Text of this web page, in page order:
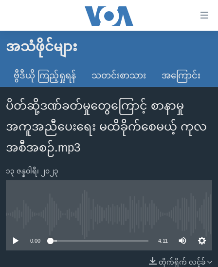
လွယ်ကူ
သည့်
Link
များ
ပင်မ
အကြောင်းအရာ
ကျော်
ကြည့်
မူလစာမျက်နှာ
မြန်မာ
ကမ္ဘာ့သတင်းများ
နိုင်ငံတကာ
တရုတ်
အစ္စရေး-ပါလက်စတိုင်း
ဗွီဒီယို
သတင်းလွတ်လပ်ခွင့်
ရပ်ဝန်းတခု လမ်းတခု အလွန်
အင်္ဂလိပ်စာလေ့လာမယ်
အမေရိကန်သုံးအီဒီယံ
အပတ်စဉ်ကဏ္ဍများ
အသံဖိုင်များ
ဗွီဒီယို ကြည့်ရှုရန် သတင်းစာသား အကြောင်း
ပိတ်ဆို့ဒဏ်ခတ်မှုတွေကြောင့် စာနာမှု
အကူအညီပေးရေး မထိခိုက်စေမယ့် ကုလ
အစီအစဉ်.mp3
၁၃ ဇန္နဝါရီ၊ ၂၀၂၃
0:00 4:11
တိုက်ရိုက် လင့်ခ်